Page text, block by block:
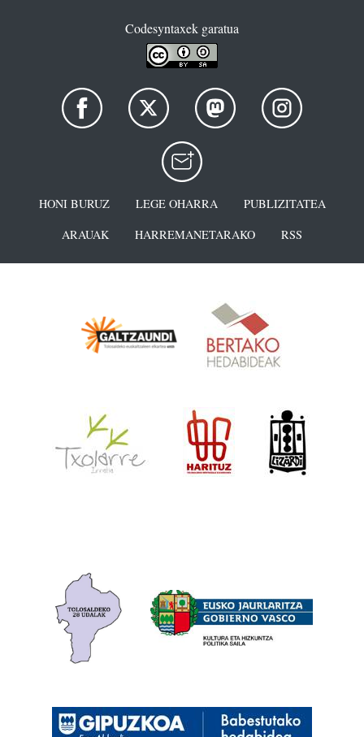
Codesyntaxek garatua
HONI BURUZ LEGE OHARRA
PUBLIZITATEA
ARAUAK
HARREMANETARAKO RSS